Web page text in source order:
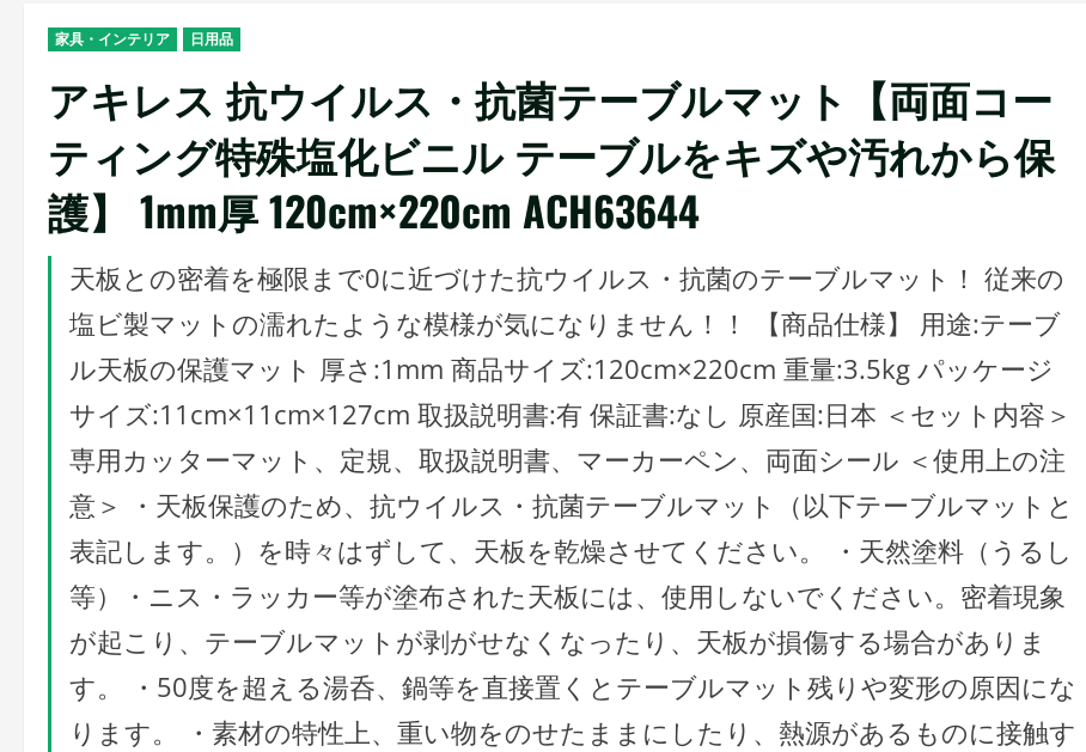
家具・インテリア 日用品
アキレス 抗ウイルス・抗菌テーブルマット【両面コー
ティング特殊塩化ビニル テーブルをキズや汚れから保
護】 1mm厚 120cm×220cm ACH63644
天板との密着を極限まで0に近づけた抗ウイルス・抗菌のテーブルマット！ 従来の
塩ビ製マットの濡れたような模様が気になりません！！ 【商品仕様】 用途:テーブ
ル天板の保護マット 厚さ:1mm 商品サイズ:120cm×220cm 重量:3.5kg パッケージ
サイズ:11cm×11cm×127cm 取扱説明書:有 保証書:なし 原産国:日本 ＜セット内容＞
専用カッターマット、定規、取扱説明書、マーカーペン、両面シール ＜使用上の注
意＞ ・天板保護のため、抗ウイルス・抗菌テーブルマット（以下テーブルマットと
表記します。）を時々はずして、天板を乾燥させてください。 ・天然塗料（うるし
等）・ニス・ラッカー等が塗布された天板には、使用しないでください。密着現象
が起こり、テーブルマットが剥がせなくなったり、天板が損傷する場合がありま
す。 ・50度を超える湯呑、鍋等を直接置くとテーブルマット残りや変形の原因にな
ります。 ・素材の特性上、重い物をのせたままにしたり、熱源があるものに接触す